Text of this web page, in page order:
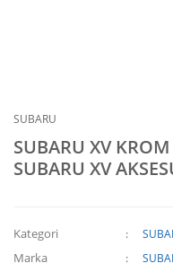
SUBARU
SUBARU XV
SUBARU XV
Kategori
Marka